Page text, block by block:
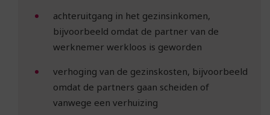
achteruitgang in het gezinsinkomen,
bijvoorbeeld omdat de partner van de
werknemer werkloos is geworden
verhoging van de gezinskosten, bijvoorbeeld
omdat de partners gaan scheiden of
vanwege een verhuizing